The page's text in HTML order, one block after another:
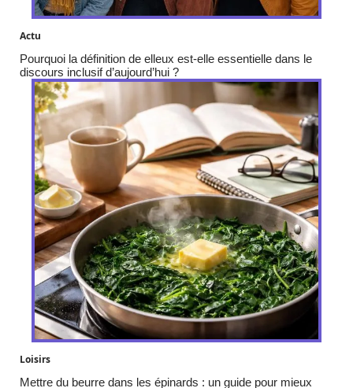
Actu
Pourquoi la définition de elleux est-elle essentielle dans le
discours inclusif d’aujourd’hui ?
Loisirs
Mettre du beurre dans les épinards : un guide pour mieux